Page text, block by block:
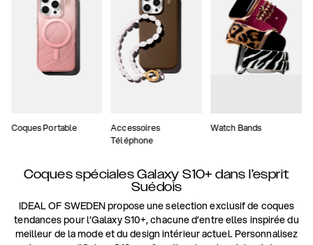
Coques Portable
Accessoires
Téléphone
Watch Bands
Coques spéciales Galaxy S10+ dans l’esprit
Suédois
IDEAL OF SWEDEN propose une selection exclusif de coques
tendances pour l’Galaxy S10+, chacune d’entre elles inspirée du
meilleur de la mode et du design intérieur actuel. Personnalisez